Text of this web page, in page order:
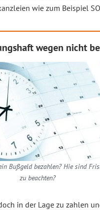
wie zum Beispiel
wegen nicht
Bußgeld bezahlen? Hie sind
zu beachten?
in der Lage zu zahlen